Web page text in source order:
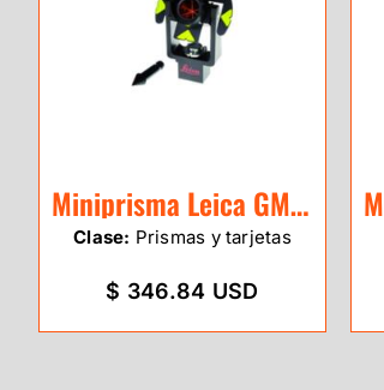
Miniprisma Leica GMP101
Clase: Prismas y tarjetas
$ 346.84 USD